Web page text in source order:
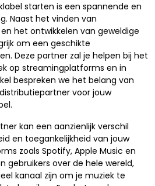
starten is een spannende en
Naast het vinden van
het ontwikkelen van geweldige
om een geschikte
Deze partner zal je helpen bij het
op streamingplatforms en in
bespreken we het belang van
voor jouw
kan een aanzienlijk verschil
en toegankelijkheid van jouw
zoals Spotify, Apple Music en
gebruikers over de hele wereld,
kanaal zijn om je muziek te